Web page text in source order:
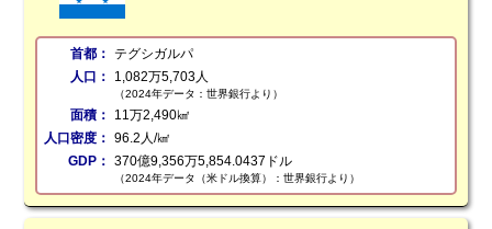
首都： テグシガルパ
人口：
1,082万5,703人
（2024年データ：世界銀行より）
面積：
11万2,490㎢
人口密度： 96.2人/㎢
GDP： 370億9,356万5,854.0437ドル
（2024年データ（米ドル換算）：世界銀行より）